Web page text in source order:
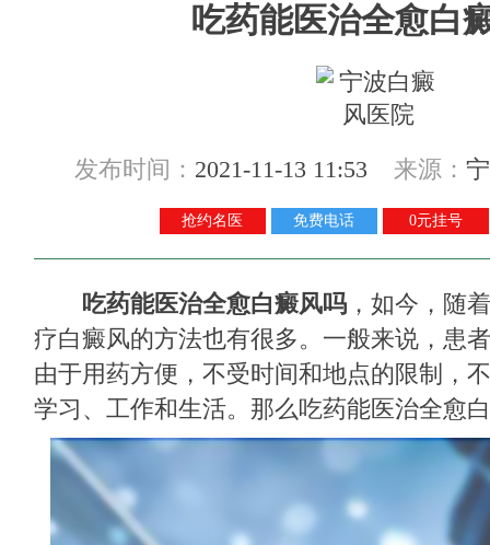
吃药能医治全愈白
发布时间： 2021-11-13 11:53 来源：
抢约名医 免费电话 0元挂号
吃药能医治全愈白癜风吗 ，如今，随
疗白癜风的方法也有很多。一般来说，患
由于用药方便，不受时间和地点的限制，
学习、工作和生活。那么吃药能医治全愈